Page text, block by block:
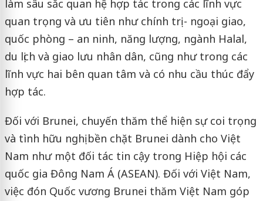
làm sâu sắc quan hệ hợp tác trong các lĩnh vực
quan trọng và ưu tiên như chính trị - ngoại giao,
quốc phòng – an ninh, năng lượng, ngành Halal,
du lịch và giao lưu nhân dân, cũng như trong các
lĩnh vực hai bên quan tâm và có nhu cầu thúc đẩy
hợp tác.
Đối với Brunei, chuyến thăm thể hiện sự coi trọng
và tình hữu nghị bền chặt Brunei dành cho Việt
Nam như một đối tác tin cậy trong Hiệp hội các
quốc gia Đông Nam Á (ASEAN). Đối với Việt Nam,
việc đón Quốc vương Brunei thăm Việt Nam góp